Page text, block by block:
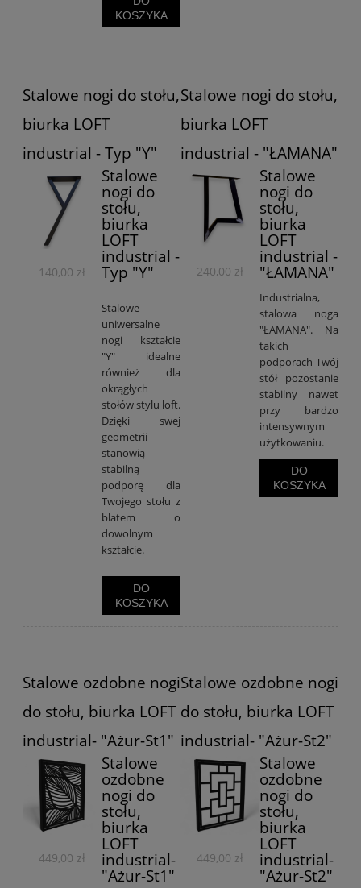
KOSZYKA
Stalowe nogi do stołu,
biurka LOFT
industrial - Typ "Y"
140,00 zł
Stalowe
nogi do
stołu,
biurka
LOFT
industrial -
Typ "Y"
Stalowe
uniwersalne
nogi kształcie
"Y" idealne
również dla
okrągłych
stołów stylu loft.
Dzięki swej
geometrii
stanowią
stabilną
podporę dla
Twojego stołu z
blatem o
dowolnym
kształcie.
DO
KOSZYKA
Stalowe nogi do stołu,
biurka LOFT
industrial - "ŁAMANA"
240,00 zł
Stalowe
nogi do
stołu,
biurka
LOFT
industrial -
"ŁAMANA"
Industrialna,
stalowa noga
"ŁAMANA". Na
takich
podporach Twój
stół pozostanie
stabilny nawet
przy bardzo
intensywnym
użytkowaniu.
DO
KOSZYKA
Stalowe ozdobne nogi
do stołu, biurka LOFT
industrial- "Ażur-St1"
449,00 zł
Stalowe
ozdobne
nogi do
stołu,
biurka
LOFT
industrial-
"Ażur-St1"
Stalowe ozdobne nogi
do stołu, biurka LOFT
industrial- "Ażur-St2"
449,00 zł
Stalowe
ozdobne
nogi do
stołu,
biurka
LOFT
industrial-
"Ażur-St2"